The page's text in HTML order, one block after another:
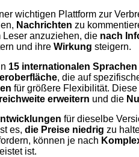
wichtigen Plattform zur
Nachrichten zu
Leser anzuziehen, die nach
und ihre Wirkung steigern.
15 internationalen Sprachen
, die auf
für größere Flexibilität. Diese
erweitern und die
für dieselbe
es, die Preise niedrig zu
können je nach
ist.